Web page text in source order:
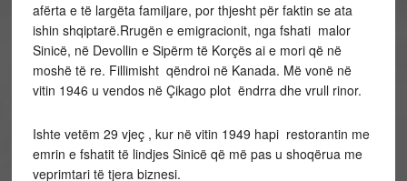
afërta e të largëta familjare, por thjesht për faktin se ata
ishin shqiptarë.Rrugën e emigracionit, nga fshati malor
Sinicë, në Devollin e Sipërm të Korçës ai e mori që në
moshë të re. Fillimisht qëndroi në Kanada. Më vonë në
vitin 1946 u vendos në Çikago plot ëndrra dhe vrull rinor.
Ishte vetëm 29 vjeç , kur në vitin 1949 hapi restorantin me
emrin e fshatit të lindjes Sinicë që më pas u shoqërua me
veprimtari të tjera biznesi.